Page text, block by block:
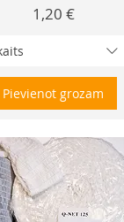
Cena
1,20 €
Pievienot grozam